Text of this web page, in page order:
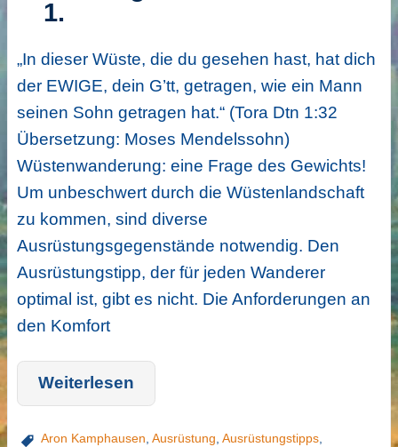
1.
„In dieser Wüste, die du gesehen hast, hat dich
der EWIGE, dein G’tt, getragen, wie ein Mann
seinen Sohn getragen hat.“ (Tora Dtn 1:32
Übersetzung: Moses Mendelssohn)
Wüstenwanderung: eine Frage des Gewichts!
Um unbeschwert durch die Wüstenlandschaft
zu kommen, sind diverse
Ausrüstungsgegenstände notwendig. Den
Ausrüstungstipp, der für jeden Wanderer
optimal ist, gibt es nicht. Die Anforderungen an
den Komfort
Weiterlesen
Aron Kamphausen, Ausrüstung, Ausrüstungstipps,